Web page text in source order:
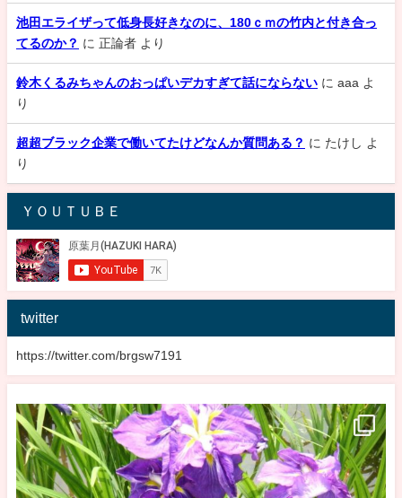
池田エライザって低身長好きなのに、180ｃｍの竹内と付き合っ
てるのか？ に 正論者 より
鈴木くるみちゃんのおっぱいデカすぎて話にならない に aaa よ
り
超超ブラック企業で働いてたけどなんか質問ある？ に たけし
よ
り
ＹＯＵＴＵＢＥ
twitter
https://twitter.com/brgsw7191